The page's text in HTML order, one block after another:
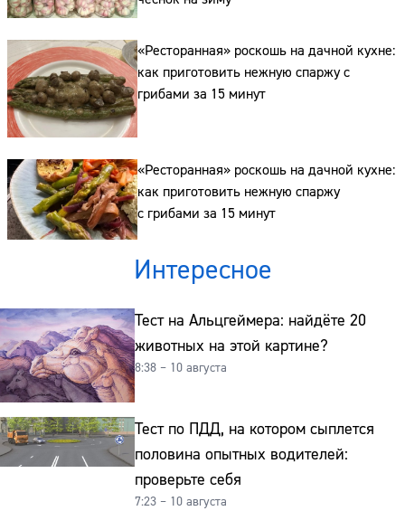
«Ресторанная» роскошь на дачной кухне:
как приготовить нежную спаржу с
грибами за 15 минут
«Ресторанная» роскошь на дачной кухне:
как приготовить нежную спаржу
с грибами за 15 минут
Интересное
Тест на Альцгеймера: найдёте 20
животных на этой картине?
8:38 – 10 августа
Тест по ПДД, на котором сыплется
половина опытных водителей:
проверьте себя
7:23 – 10 августа
Адрес:
Телефон: